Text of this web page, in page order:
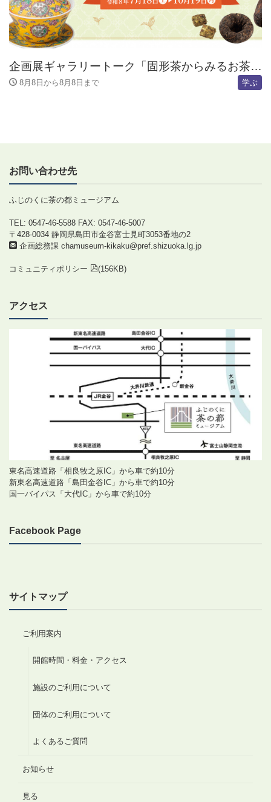
企画展ギャラリートーク「固形茶からみるお茶の世界」
8月8日から8月8日まで 学ぶ
お問い合わせ先
ふじのくに茶の都ミュージアム
TEL: 0547-46-5588 FAX: 0547-46-5007
〒428-0034 静岡県島田市金谷富士見町3053番地の2
企画総務課 chamuseum-kikaku@pref.shizuoka.lg.jp
コミュニティポリシー (156KB)
アクセス
東名高速道路「相良牧之原IC」から車で約10分
新東名高速道路「島田金谷IC」から車で約10分
国一バイパス「大代IC」から車で約10分
Facebook Page
サイトマップ
ご利用案内
開館時間・料金・アクセス
施設のご利用について
団体のご利用について
よくあるご質問
お知らせ
見る